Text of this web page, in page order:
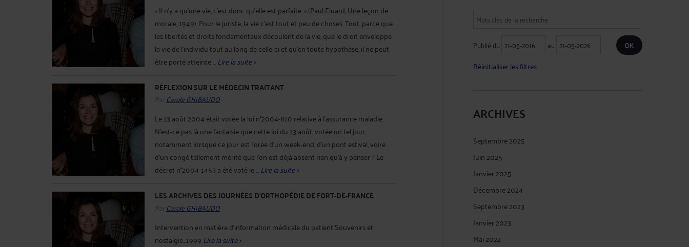
« Il n'y a qu'une vie, c'est donc qu'elle est parfaite. » (Paul Eluard, Une leçon de
morale, 1949). Pour le juriste, la vie c'est tout et peu de choses. Tout, parce que
les libertés et droits fondamentaux découlent de la vie, que le droit enveloppe
la vie de l'individu tout au long de celle-ci et qu'en toute hypothèse, il ne peut
être porté atteinte ...Lire la suite >
RÉFLEXION SUR LE MÉDECIN TRAITANT
Par Carole GHIBAUDO
Le 13 août 2004 était votée la loi n°2004-810 relative à l'assurance maladie.
N'est-ce pas là une fantaisie que cette loi du 13 août, votée un tel jour,
notamment lorsque ce jour est l'orée d'un week-end, d'un pont estival, voire
d'un congé tellement mérité que l'on est déjà absent rien qu'à y penser ? Le
décret n°2004-1453 a été voté le ...Lire la suite >
LES ARCHIVES DES JOURNÉES D'ORTHOPÉDIE DE FORT-DE-FRANCE
Par Carole GHIBAUDO
Intervention en matière d'information médicale du patient Souvenirs et
nostalgie...1999 Lire la suite >
Publié du
au
Réinitialiser les filtres
ARCHIVES
Septembre 2025
Juin 2025
Janvier 2025
Décembre 2024
Septembre 2023
Janvier 2023
Mai 2022